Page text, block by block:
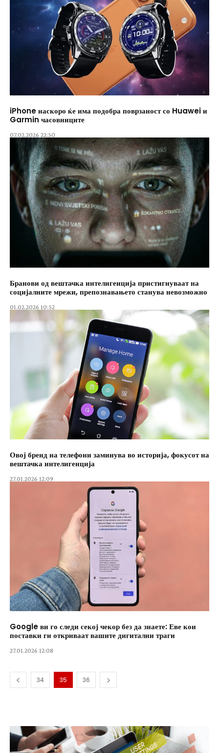
iPhone наскоро ќе има подобра поврзаност со Huawei и
Garmin часовниците
07.02.2026 22:50
Бранови од вештачка интелигенција пристигнуваат на
социјалните мрежи, препознавањето станува невозможно
01.02.2026 10:52
Овој бренд на телефони заминува во историја, фокусот на
вештачка интелигенција
27.01.2026 12:09
Google ви го следи секој чекор без да знаете: Еве кои
поставки ги откриваат вашите дигитални траги
27.01.2026 12:08
34 35 36